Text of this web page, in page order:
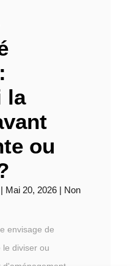
la
ou
Mai 20, 2026| Non
envisage de
diviser ou